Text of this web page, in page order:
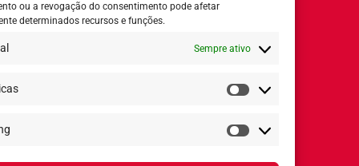
ou a revogação do consentimento pode afetar
determinados recursos e funções.
Sempre ativo
Estatísticas
Marketing
Horário de Atendimento:
8h ás 18h